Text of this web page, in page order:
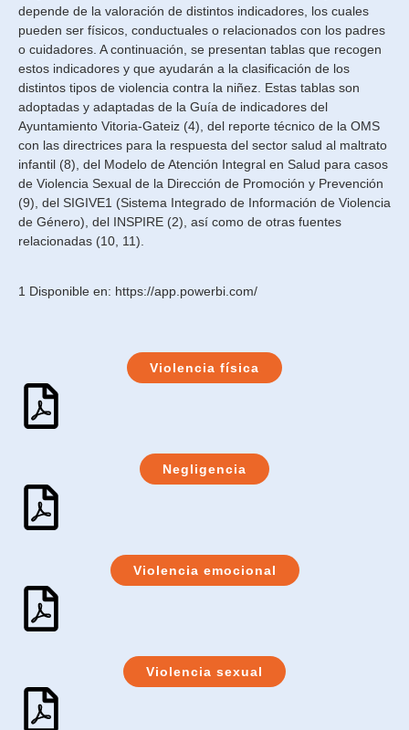
depende de la valoración de distintos indicadores, los cuales
pueden ser físicos, conductuales o relacionados con los padres
o cuidadores. A continuación, se presentan tablas que recogen
estos indicadores y que ayudarán a la clasificación de los
distintos tipos de violencia contra la niñez. Estas tablas son
adoptadas y adaptadas de la Guía de indicadores del
Ayuntamiento Vitoria-Gateiz (4), del reporte técnico de la OMS
con las directrices para la respuesta del sector salud al maltrato
infantil (8), del Modelo de Atención Integral en Salud para casos
de Violencia Sexual de la Dirección de Promoción y Prevención
(9), del SIGIVE1 (Sistema Integrado de Información de Violencia
de Género), del INSPIRE (2), así como de otras fuentes
relacionadas (10, 11).
1 Disponible en: https://app.powerbi.com/
Violencia física
Negligencia
Violencia emocional
Violencia sexual